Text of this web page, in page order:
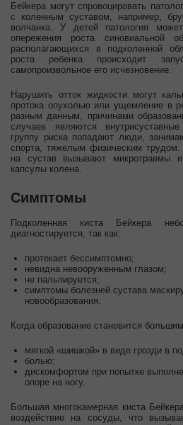
Бейкера могут спровоцировать
с коленным суставом, например,
волчанка. У детей патология
опережения роста синовиальной
располагающихся в подколенной
роста ребенка происходит
самопроизвольное его исчезновение.
Нарушить отток жидкости могут
протока опухолью или ущемление в
разным данным, причинами
случаев являются
группу риска попадают люди,
спорта, тяжелым физическим трудом.
на сустав вызывают микротравмы и
капсулы колена.
Симптомы
Подколенная киста Бейкера
диагностируется, так как:
протекает бессимптомно;
невидна невооруженным глазом;
не пальпируется;
симптомы болезней сустава
новообразования.
Когда образование становится
мягкой «шишкой» в виде грозди в
болью;
дискомфортом при попытке
опоре на ногу.
Большая многокамерная киста
воздействие на сосуды, что